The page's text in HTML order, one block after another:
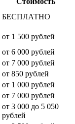
БЕСПЛАТНО
от 1 500 рублей
от 6 000 рублей
от 7 000 рублей
от 850 рублей
от 1 000 рублей
от 7 000 рублей
от 3 000 до 5 050
рублей